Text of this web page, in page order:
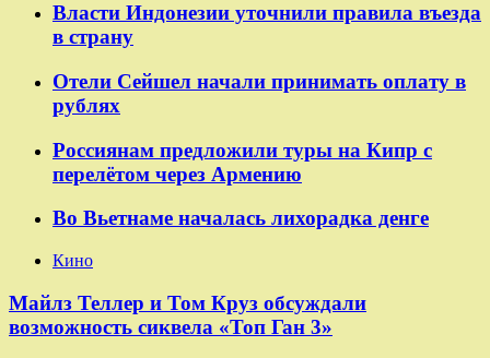
Власти Индонезии уточнили правила въезда
в страну
Отели Сейшел начали принимать оплату в
рублях
Россиянам предложили туры на Кипр с
перелётом через Армению
Во Вьетнаме началась лихорадка денге
Кино
Майлз Теллер и Том Круз обсуждали
возможность сиквела «Топ Ган 3»